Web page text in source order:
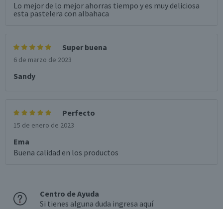
Lo mejor de lo mejor ahorras tiempo y es muy deliciosa
esta pastelera con albahaca
Super buena
6 de marzo de 2023
Sandy
Perfecto
15 de enero de 2023
Ema
Buena calidad en los productos
Centro de Ayuda
Si tienes alguna duda ingresa aquí